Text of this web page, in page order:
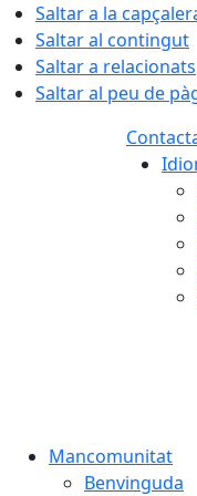
Saltar a la
Saltar al contingut
Saltar a relacionats
Saltar al peu de
Mancomunitat
Benvinguda